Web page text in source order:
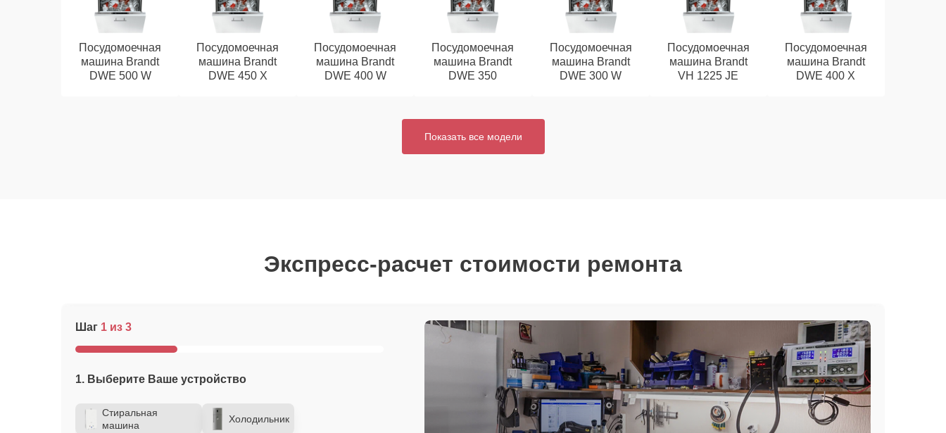
Посудомоечная
машина Brandt
DWE 500 W
Посудомоечная
машина Brandt
DWE 450 X
Посудомоечная
машина Brandt
DWE 400 W
Посудомоечная
машина Brandt
DWE 350
Посудомоечная
машина Brandt
DWE 300 W
Посудомоечная
машина Brandt
VH 1225 JE
Посудомоечная
машина Brandt
DWE 400 X
Показать все модели
Экспресс-расчет стоимости ремонта
Шаг 1 из 3
1. Выберите Ваше устройство
Стиральная
машина
Холодильник